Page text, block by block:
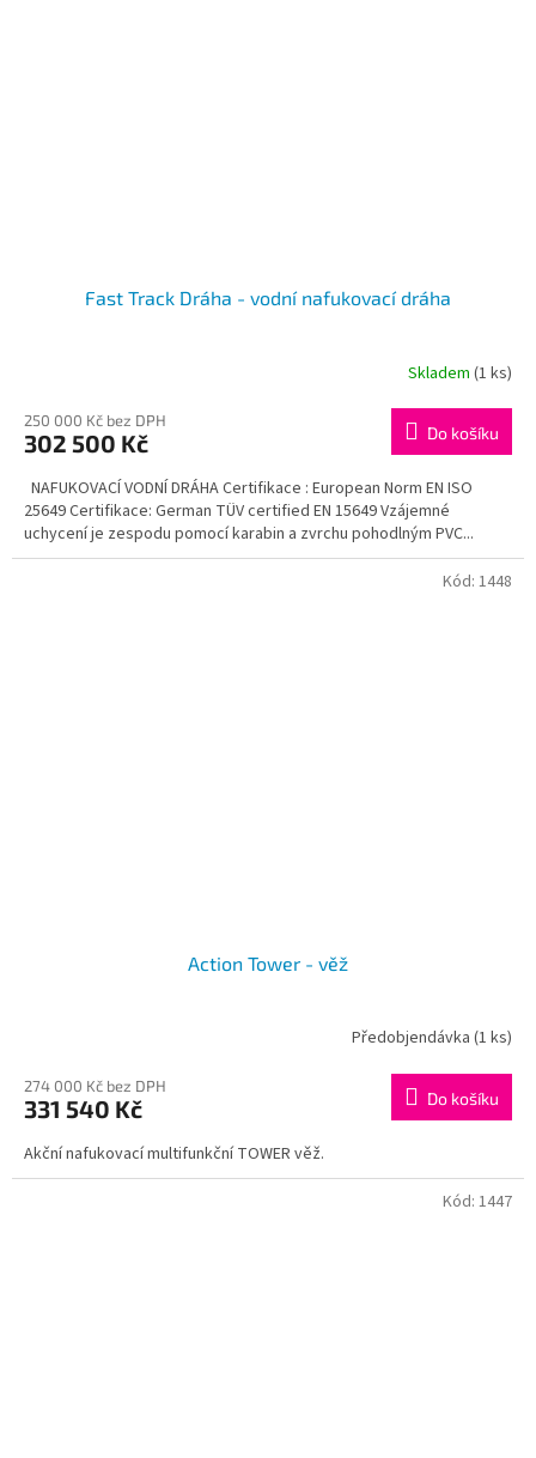
Fast Track Dráha - vodní nafukovací dráha
Skladem (1 ks)
250 000 Kč bez DPH
302 500 Kč Do košíku
NAFUKOVACÍ VODNÍ DRÁHA Certifikace : European Norm EN ISO
25649 Certifikace: German TÜV certified EN 15649 Vzájemné
uchycení je zespodu pomocí karabin a zvrchu pohodlným PVC...
Action Tower - věž
Předobjendávka (1 ks)
274 000 Kč bez DPH
331 540 Kč Do košíku
Akční nafukovací multifunkční TOWER věž.
Kód: 1448
Kód: 1447